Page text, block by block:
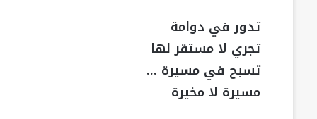
تدور في دوامة
تجري لا مستقر لها
تسبح في مسيرة …
مسيرة لا مخيرة